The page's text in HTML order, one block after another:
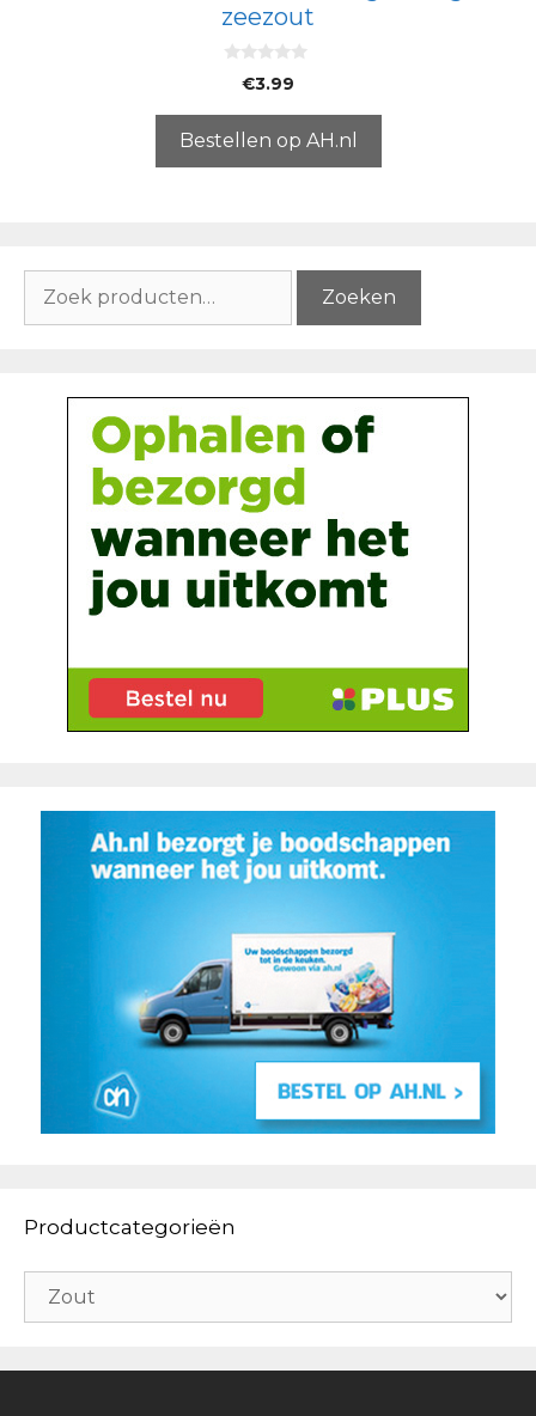
zeezout
5
€3.99
Bestellen op AH.nl
naar:
Zoeken
Productcategorieën